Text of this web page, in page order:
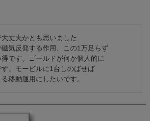
丈夫かとも思いました
気反発する作用、この1万足らず
です。ゴールドが何か個人的に
。モービルに1台しのばせば
移動運用にしたいです。